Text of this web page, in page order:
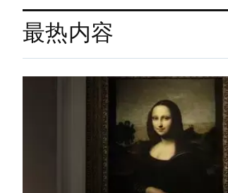
最热内容